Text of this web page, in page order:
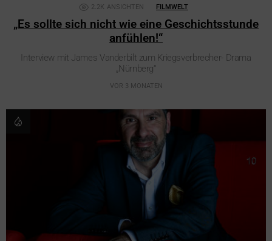
2.2K ANSICHTEN FILMWELT
„Es sollte sich nicht wie eine Geschichtsstunde
anfühlen!“
Interview mit James Vanderbilt zum Kriegsverbrecher- Drama
„Nürnberg“
VOR 3 MONATEN